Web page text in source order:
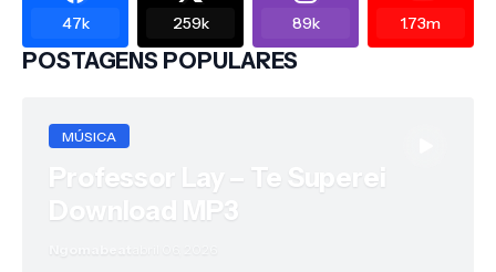
47k 259k 89k 1.73m
POSTAGENS POPULARES
MÚSICA
Professor Lay – Te Superei
Download MP3